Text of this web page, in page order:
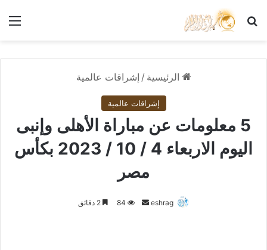
بحث عن
الرئيسية / إشراقات عالمية
إشراقات عالمية
5 معلومات عن مباراة الأهلى وإنبى
اليوم الاربعاء 4 / 10 / 2023 بكأس
مصر
eshrag
أرسل 84